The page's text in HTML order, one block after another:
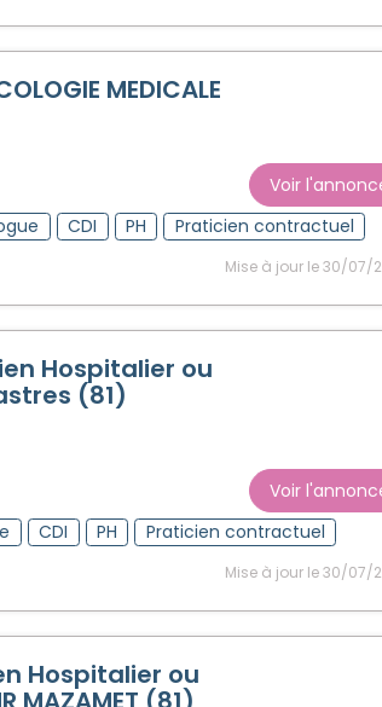
MEDICALE
Voir
CDI PH
Praticien contractuel
Mise à jour le 30/07/
Hospitalier ou
(81)
Voir
CDI PH
Praticien contractuel
Mise à jour le 30/07/
Hospitalier ou